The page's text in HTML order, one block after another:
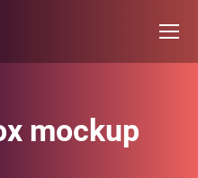
mockup